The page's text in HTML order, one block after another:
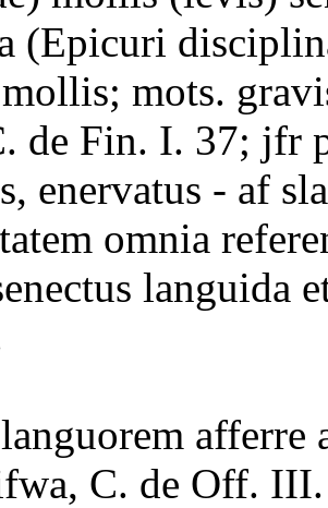
(Epicuri
mots.
de Fin. I. 37; jfr
enervatus - af
omnia
languida
languorem afferre
C. de Off.